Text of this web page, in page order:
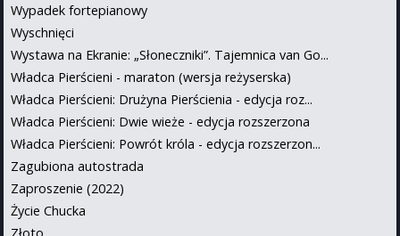
Wypadek fortepianowy
Wyschnięci
Wystawa na Ekranie: „Słoneczniki”. Tajemnica van Go...
Władca Pierścieni - maraton (wersja reżyserska)
Władca Pierścieni: Drużyna Pierścienia - edycja roz...
Władca Pierścieni: Dwie wieże - edycja rozszerzona
Władca Pierścieni: Powrót króla - edycja rozszerzon...
Zagubiona autostrada
Zaproszenie (2022)
Życie Chucka
Złoto